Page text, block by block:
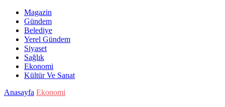
Magazin
Gündem
Belediye
Yerel Gündem
Siyaset
Sağlık
Ekonomi
Kültür Ve Sanat
Anasayfa Ekonomi